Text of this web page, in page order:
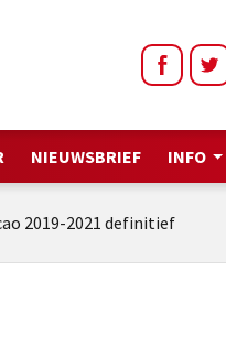
NIEUWSBRIEF INFO
2019-2021 definitief